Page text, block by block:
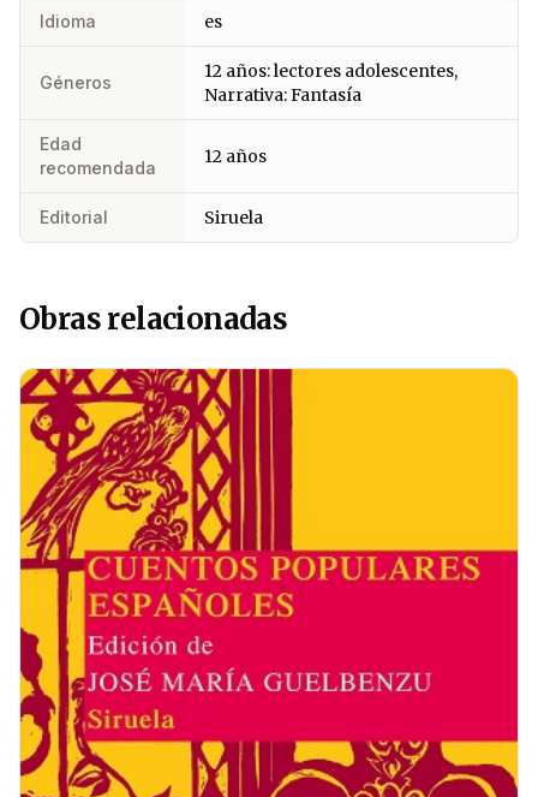
Idioma es
Géneros
12 años: lectores adolescentes,
Narrativa: Fantasía
Edad
recomendada
12 años
Editorial Siruela
Obras relacionadas